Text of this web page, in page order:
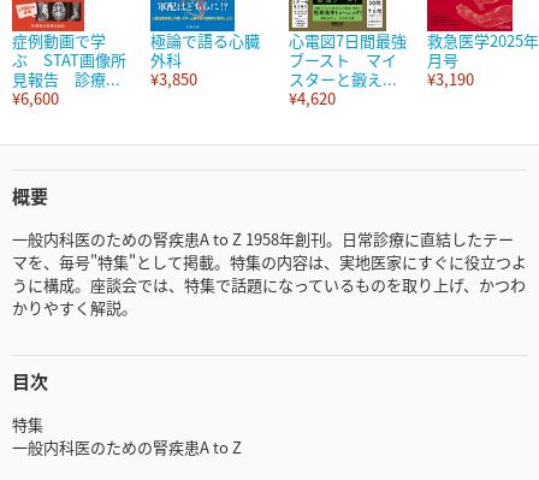
症例動画で学
ぶ STAT画像所
見報告 診療...
¥6,600
極論で語る心臓
外科
¥3,850
心電図7日間最強
ブースト マイ
スターと鍛え...
¥4,620
救急医学2025
月号
¥3,190
概要
一般内科医のための腎疾患A to Z 1958年創刊。日常診療に直結したテー
マを、毎号"特集"として掲載。特集の内容は、実地医家にすぐに役立つよ
うに構成。座談会では、特集で話題になっているものを取り上げ、かつわ
かりやすく解説。
目次
特集
一般内科医のための腎疾患A to Z